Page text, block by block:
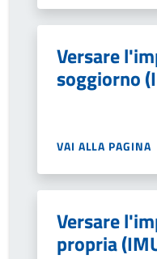
Versare
soggiorno
VAI ALLA PAGINA
Versare
propria